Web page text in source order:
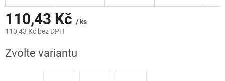
110,43 Kč / ks
110,43 Kč bez DPH
cena:
Zvolte variantu